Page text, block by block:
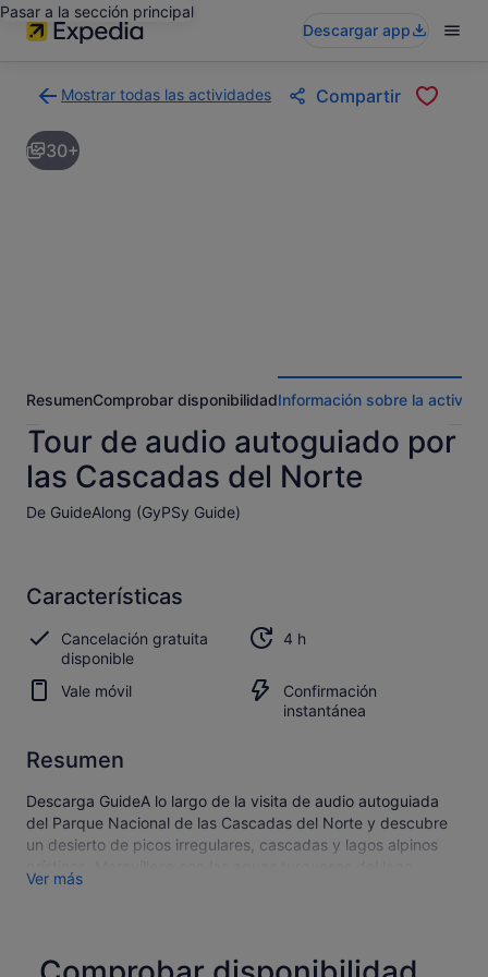
Pasar a la sección principal
Descargar app
Mostrar todas las actividades
a
la
página
Compartir
30+
ResumenComprobar disponibilidadInformación sobre la
Tour de audio autoguiado por
las Cascadas del Norte
De GuideAlong (GyPSy Guide)
Características
Cancelación gratuita
disponible
4 h
Vale móvil
Confirmación
instantánea
Resumen
Descarga GuideA lo largo de la visita de audio autoguiada
del Parque Nacional de las Cascadas del Norte y descubre
un desierto de picos irregulares, cascadas y lagos alpinos
Diablo, alimentado por glaciares, capture los dramáticos
Ver más